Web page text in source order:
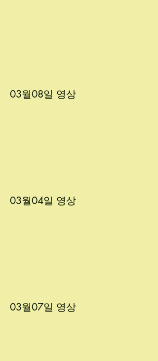
03월04일 영상
03월07일 영상
03월08일 영상